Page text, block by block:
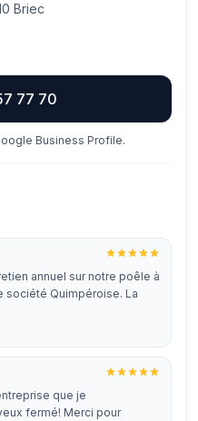
Briec
77 70
Business Profile.
annuel sur notre poêle à
société Quimpéroise. La
que je
fermé! Merci pour